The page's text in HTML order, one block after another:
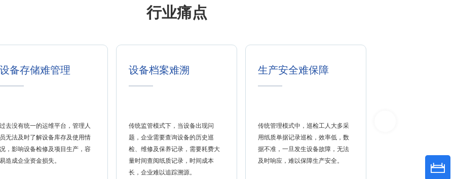
行业痛点
备存储难管理
去没有统一的运维平台，管理人
无法及时了解设备库存及使用情
，影响设备检修及项目生产，容
造成企业资金损失。
设备档案难溯
传统监管模式下，当设备出现问
题，企业需要查询设备的历史巡
检、维修及保养记录，需要耗费大
量时间查阅纸质记录，时间成本
长，企业难以追踪溯源。
生产安全难保障
传统管理模式中，巡检工人大多采
用纸质单据记录巡检，效率低，数
据不准，一旦发生设备故障，无法
及时响应，难以保障生产安全。
检修需要花费大量时间